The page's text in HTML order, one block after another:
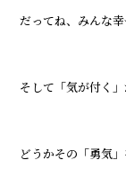
だってね、みんな幸
そして「気が付く
どうかその「勇気